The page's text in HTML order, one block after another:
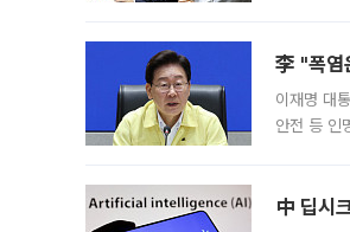
李 "폭염
이재명 대
안전 등 인
中 딥시